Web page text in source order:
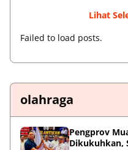
Lihat
Failed to load posts.
olahraga
Pengprov
Dikukuhkan,